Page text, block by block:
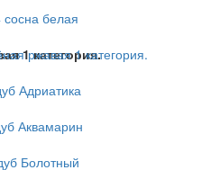
1 категория.